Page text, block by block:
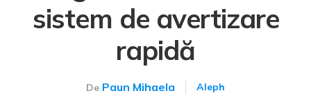
sistem de avertizare
rapidă
De Paun Mihaela Aleph